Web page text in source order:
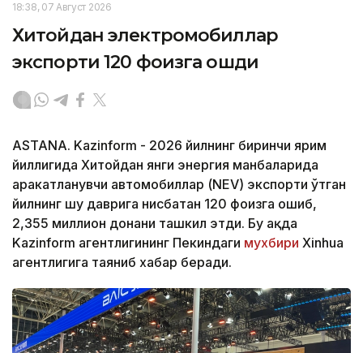
18:38, 07 Август 2026
Хитойдан электромобиллар
экспорти 120 фоизга ошди
ASTANA. Kazinform - 2026 йилнинг биринчи ярим
йиллигида Хитойдан янги энергия манбаларида
ҳаракатланувчи автомобиллар (NEV) экспорти ўтган
йилнинг шу даврига нисбатан 120 фоизга ошиб,
2,355 миллион донани ташкил этди. Бу ҳақда
Kazinform агентлигининг Пекиндаги мухбири Xinhua
агентлигига таяниб хабар беради.